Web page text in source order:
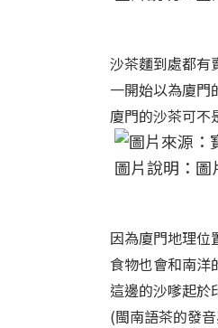
沙茶麵到處都有
一開始以為廈門
廈門的沙茶可不
圖片說明：
因為廈門地理位
食物也會和南洋
這邊的沙嗲起於
(閩南語茶的發